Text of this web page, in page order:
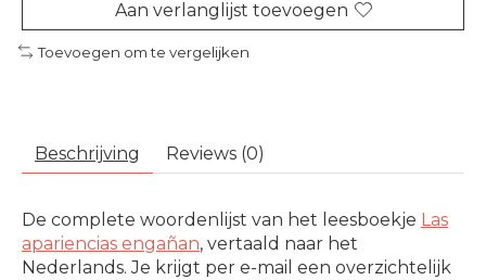
Aan verlanglijst toevoegen
Toevoegen om te vergelijken
Beschrijving Reviews (0)
De complete woordenlijst van het leesboekje Las
apariencias engañan, vertaald naar het
Nederlands. Je krijgt per e-mail een overzichtelijk